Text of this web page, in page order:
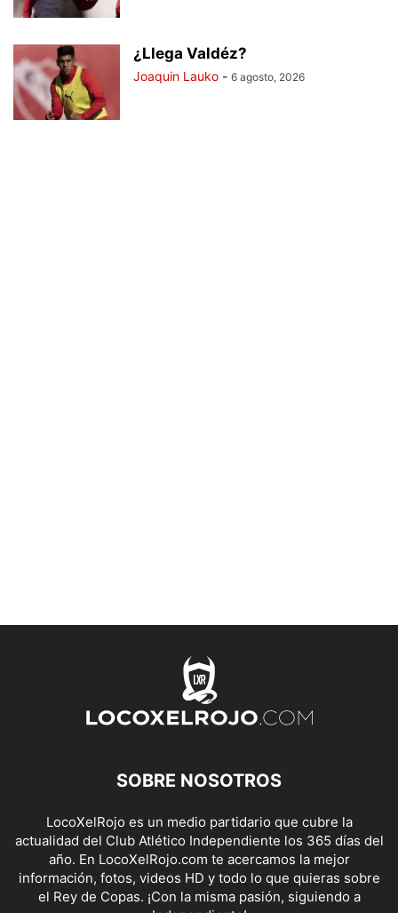
¿Llega Valdéz?
Joaquin Lauko - 6 agosto, 2026
SOBRE NOSOTROS
LocoXelRojo es un medio partidario que cubre la
actualidad del Club Atlético Independiente los 365 días del
año. En LocoXelRojo.com te acercamos la mejor
información, fotos, videos HD y todo lo que quieras sobre
el Rey de Copas. ¡Con la misma pasión, siguiendo a